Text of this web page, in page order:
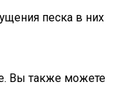
песка в них
Вы также можете